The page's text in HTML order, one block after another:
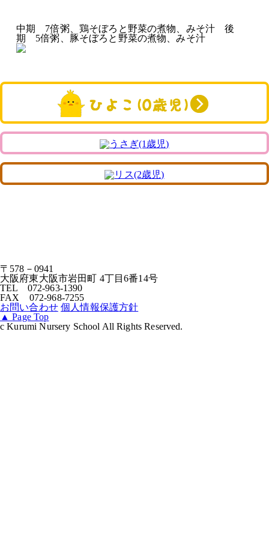
中期 7倍粥、鶏そぼろと野菜の煮物、みそ汁 後
期 5倍粥、豚そぼろと野菜の煮物、みそ汁
〒578－0941
大阪府東大阪市岩田町 4丁目6番14号
TEL 072-963-1390
FAX 072-968-7255
お問い合わせ 個人情報保護方針
▲Page Top
c Kurumi Nursery School All Rights Reserved.